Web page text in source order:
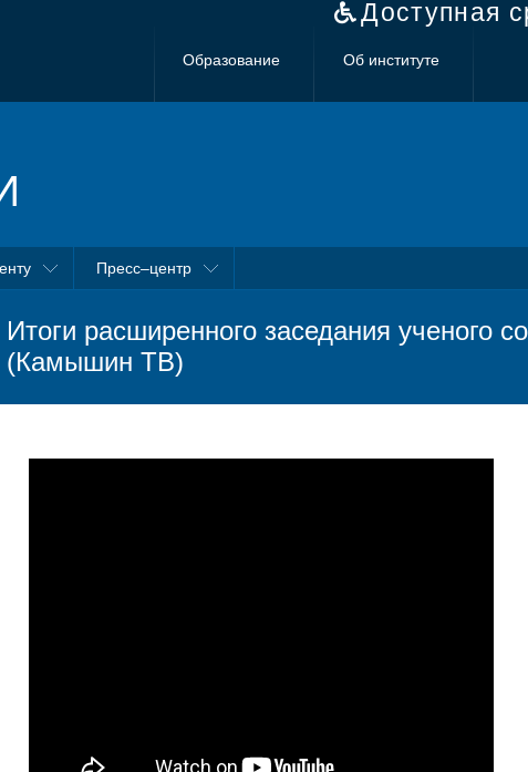
Доступная
Образование Об институте
Пресс–центр
Итоги расширенного заседания ученого
(Камышин ТВ)